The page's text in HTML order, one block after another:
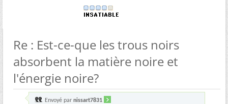
Re : Est-ce-que les trous noirs
absorbent la matière noire et
l'énergie noire?
Envoyé par nissart7831